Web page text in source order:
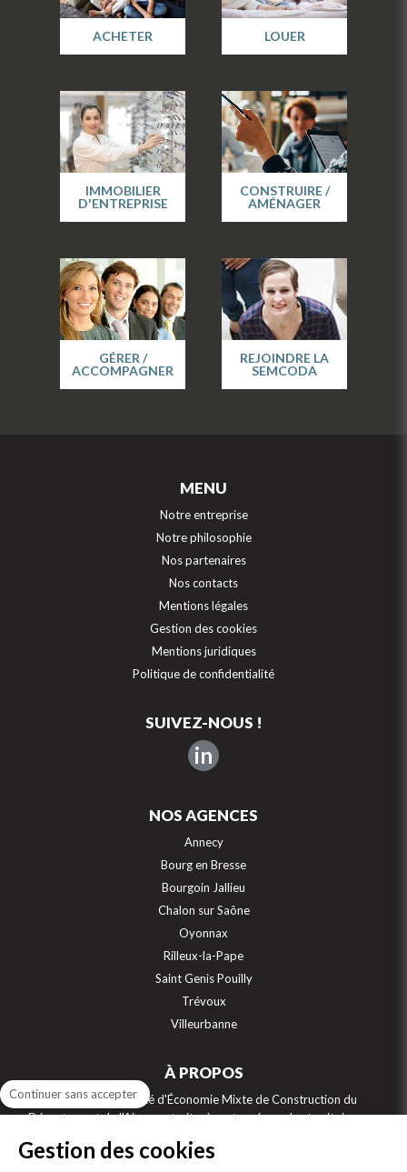
ACHETER LOUER
IMMOBILIER
D'ENTREPRISE
CONSTRUIRE /
AMÉNAGER
GÉRER /
ACCOMPAGNER
REJOINDRE LA
SEMCODA
MENU
Notre entreprise
Notre philosophie
Nos partenaires
Nos contacts
Mentions légales
Gestion des cookies
Mentions juridiques
Politique de confidentialité
SUIVEZ-NOUS !
in
NOS AGENCES
Annecy
Bourg en Bresse
Bourgoin Jallieu
Chalon sur Saône
Oyonnax
Rilleux-la-Pape
Saint Genis Pouilly
Trévoux
Villeurbanne
À PROPOS
SEMCODA, Société d'Économie Mixte de Construction du
Département de l'Ain, construit, gère et aménage les territoires sur
Savoie. Numéro 1 de la location sociale sur la région Auvergne Rhône
Continuer sans accepter
Gestion des cookies